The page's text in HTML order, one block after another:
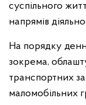
суспільного
напрямів
На порядку
зокрема,
транспортних
маломобільних